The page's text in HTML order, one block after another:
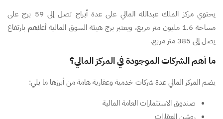
يحتوي مركز الملك عبدالله المالي على عدة أبراج تصل إلى 59 برج على
مساحة 1.6 مليون متر مربع، ويعتبر برج هيئة السوق المالية أعلاهم بارتفاع
يصل إلى 385 متر مربع.
ما أهم الشركات الموجودة في المركز المالي؟
يضم المركز المالي عدة شركات خدمية وعقارية هامة من أبرزها ما يلي:
صندوق الاستثمارات العامة المالية
روشن العقارات